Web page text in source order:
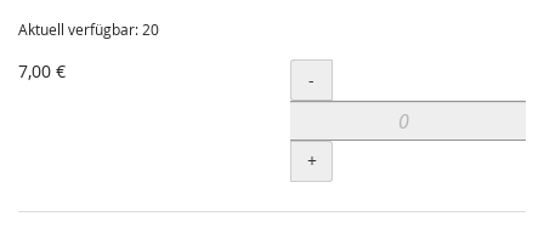
Aktuell verfügbar: 20
7,00 € Menge
-
+